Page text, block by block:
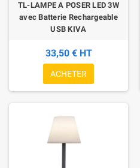
TL-LAMPE A POSER LED 3W
avec Batterie Rechargeable
USB KIVA
33,50 € HT
ACHETER